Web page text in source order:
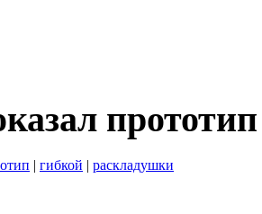
| гибкой | раскладушки